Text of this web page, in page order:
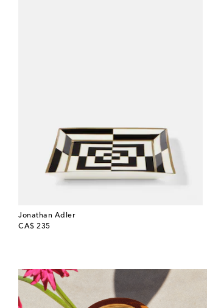
Jonathan Adler
CA$ 235
original price